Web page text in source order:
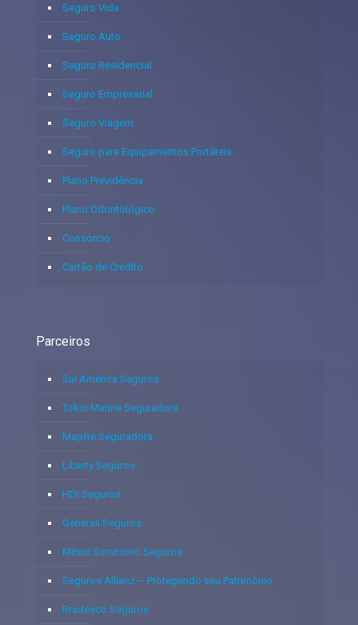
Seguro Vida
Seguro Auto
Seguro Residencial
Seguro Empresarial
Seguro Viagem
Seguro para Equipamentos Portáteis
Plano Previdência
Plano Odontológico
Consórcio
Cartão de Crédito
Parceiros
Sul América Seguros
Tokio Marine Seguradora
Mapfre Seguradora
Liberty Seguros
HDI Seguros
Generali Seguros
Mitsui Sumitomo Seguros
Seguros Allianz – Protegendo seu Patrimônio
Bradesco Seguros